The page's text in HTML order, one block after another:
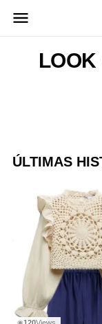
para
conteúdo
ÚLTIMAS
◉